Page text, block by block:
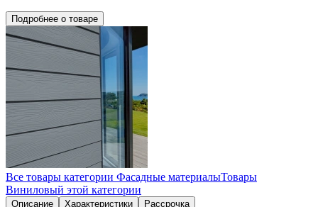
Подробнее о товаре
Все товары категории Фасадные материалыТовары
Виниловый этой категории
Описание Характеристики Рассрочка